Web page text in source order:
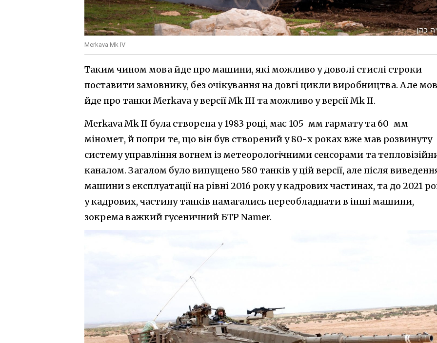
Merkava Mk IV
Таким чином мова йде про машини, які можливо у доволі стислі строки
поставити замовнику, без очікування на довгі цикли виробництва. Але
йде про танки Merkava у версії Mk III та можливо у версії Mk II.
Merkava Mk II була створена у 1983 році, має 105-мм гармату та 60-мм
міномет, й попри те, що він був створений у 80-х роках вже мав розвинуту
систему управління вогнем із метеорологічними сенсорами та
каналом. Загалом було випущено 580 танків у цій версії, але після
машини з експлуатації на рівні 2016 року у кадрових частинах, та до 2021
у кадрових, частину танків намагались переобладнати в інші машини,
зокрема важкий гусеничний БТР Namer.